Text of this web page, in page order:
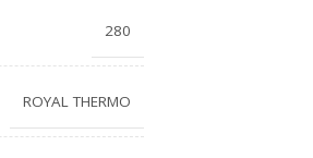
280
ROYAL THERMO